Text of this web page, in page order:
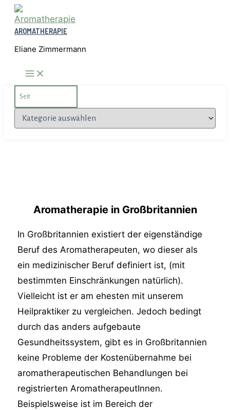
Zum
Inhalt
springen
AROMATHERAPIE
Eliane Zimmermann
for:
Kategorien
Aromatherapie in Großbritannien
In Großbritannien existiert der eigenständige
Beruf des Aromatherapeuten, wo dieser als
ein medizinischer Beruf definiert ist, (mit
bestimmten Einschränkungen natürlich).
Vielleicht ist er am ehesten mit unserem
Heilpraktiker zu vergleichen. Jedoch bedingt
durch das anders aufgebaute
Gesundheitssystem, gibt es in Großbritannien
keine Probleme der Kostenübernahme bei
aromatherapeutischen Behandlungen bei
registrierten AromatherapeutInnen.
Beispielsweise ist im Bereich der